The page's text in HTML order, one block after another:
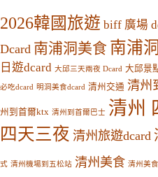
2026韓國旅遊 biff 廣場
Dcard 南浦洞美食 南浦
日遊dcard 大邱三天兩夜 Dcard 大邱景
必吃dcard 明洞美食dcard 清州交通 清州
州到首爾ktx 清州到首爾巴士 清州
四天三夜 清州旅遊dcard
式 清州機場到五松站 清州美食 清州美